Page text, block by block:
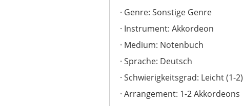
Genre: Sonstige Genre
Instrument: Akkordeon
Medium: Notenbuch
Sprache: Deutsch
Schwierigkeitsgrad: Leicht (1-2)
Arrangement: 1-2 Akkordeons